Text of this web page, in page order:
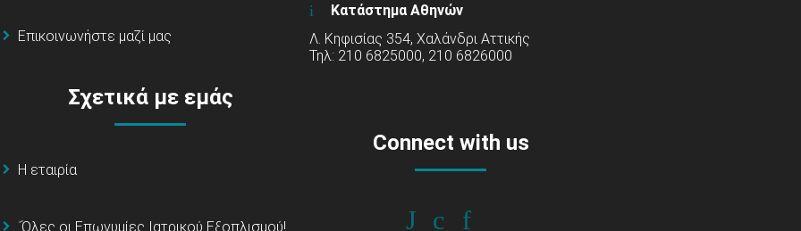
Επικοινωνήστε μαζί μας
Σχετικά με εμάς
Η εταιρία
΄Όλες οι Επωνυμίες Ιατρικού Εξοπλισμού!
Κατάστημα Αθηνών
Λ. Κηφισίας 354, Χαλάνδρι Αττικής
Τηλ: 210 6825000, 210 6826000
Connect with us